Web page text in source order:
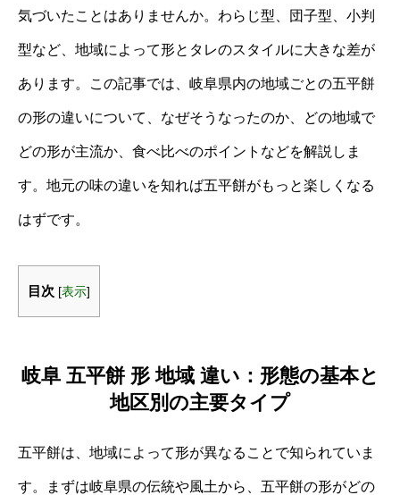
気づいたことはありませんか。わらじ型、団子型、小判
型など、地域によって形とタレのスタイルに大きな差が
あります。この記事では、岐阜県内の地域ごとの五平餅
の形の違いについて、なぜそうなったのか、どの地域で
どの形が主流か、食べ比べのポイントなどを解説しま
す。地元の味の違いを知れば五平餅がもっと楽しくなる
はずです。
目次 [表示]
岐阜 五平餅 形 地域 違い：形態の基本と
地区別の主要タイプ
五平餅は、地域によって形が異なることで知られていま
す。まずは岐阜県の伝統や風土から、五平餅の形がどの